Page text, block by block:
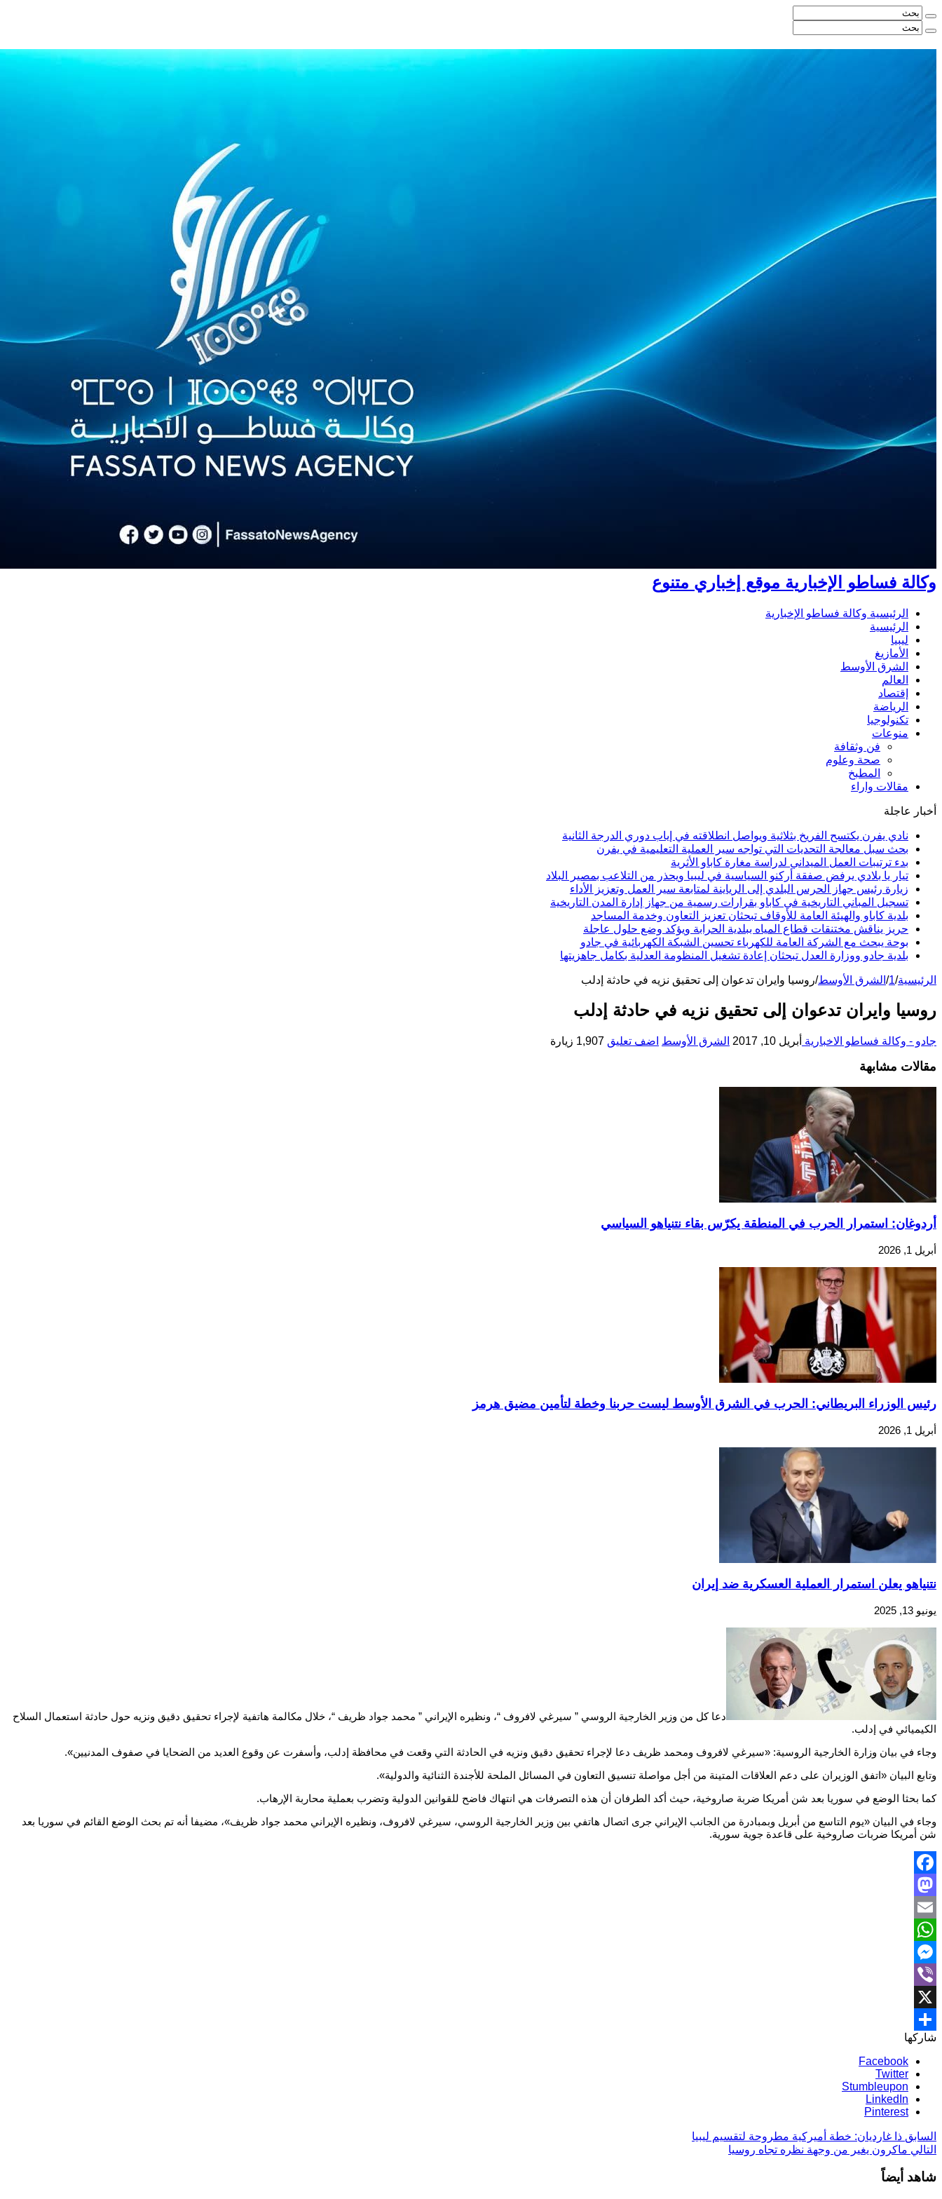
وكالة فساطو الإخبارية موقع إخباري متنوع
الرئيسية وكالة فساطو الإخبارية
الرئيسية
ليبيا
الأمازيغ
الشرق الأوسط
العالم
إقتصاد
الرياضة
تكنولوجيا
منوعات
فن وثقافة
صحة وعلوم
المطبخ
مقالات واراء
أخبار عاجلة
نادي يفرن يكتسح الفريخ بثلاثية ويواصل انطلاقته في إياب دوري الدرجة الثانية
بحث سبل معالجة التحديات التي تواجه سير العملية التعليمية في يفرن
بدء ترتيبات العمل الميداني لدراسة مغارة كاباو الأثرية
تيار يا بلادي يرفض صفقة أركنو السياسية في ليبيا ويحذر من التلاعب بمصير البلاد
زيارة رئيس جهاز الحرس البلدي إلى الرياينة لمتابعة سير العمل وتعزيز الأداء
تسجيل المباني التاريخية في كاباو بقرارات رسمية من جهاز إدارة المدن التاريخية
بلدية كاباو والهيئة العامة للأوقاف تبحثان تعزيز التعاون وخدمة المساجد
حريز يناقش مختنقات قطاع المياه ببلدية الحرابة ويؤكد وضع حلول عاجلة
بوحة يبحث مع الشركة العامة للكهرباء تحسين الشبكة الكهربائية في جادو
بلدية جادو ووزارة العدل تبحثان إعادة تشغيل المنظومة العدلية بكامل جاهزيتها
الرئيسية/
1
/ الشرق الأوسط/روسيا وايران تدعوان إلى تحقيق نزيه في حادثة إدلب
روسيا وايران تدعوان إلى تحقيق نزيه في حادثة إدلب
جادو - وكالة فساطو الاخبارية أبريل 10, 2017 الشرق الأوسط اضف تعليق 1,907 زيارة
مقالات مشابهة
أردوغان: استمرار الحرب في المنطقة يكرّس بقاء نتنياهو السياسي
أبريل 1, 2026
رئيس الوزراء البريطاني: الحرب في الشرق الأوسط ليست حربنا وخطة لتأمين مضيق هرمز
أبريل 1, 2026
نتنياهو يعلن استمرار العملية العسكرية ضد إيران
يونيو 13, 2025
دعا كل من وزير الخارجية الروسي ” سيرغي لافروف “، ونظيره الإيراني ” محمد جواد ظريف “، خلال مكالمة هاتفية لإجراء تحقيق دقيق ونزيه حول حادثة استعمال السلاح
الكيميائي في إدلب.
وجاء في بيان وزارة الخارجية الروسية: «سيرغي لافروف ومحمد ظريف دعا لإجراء تحقيق دقيق ونزيه في الحادثة التي وقعت في محافظة إدلب، وأسفرت عن وقوع العديد من الضحايا في صفوف المدنيين».
وتابع البيان «اتفق الوزيران على دعم العلاقات المتينة من أجل مواصلة تنسيق التعاون في المسائل الملحة للأجندة الثنائية والدولية».
كما بحثا الوضع في سوريا بعد شن أمريكا ضربة صاروخية، حيث أكد الطرفان أن هذه التصرفات هي انتهاك فاضح للقوانين الدولية وتضرب بعملية محاربة الإرهاب.
وجاء في البيان «يوم التاسع من أبريل وبمبادرة من الجانب الإيراني جرى اتصال هاتفي بين وزير الخارجية الروسي، سيرغي لافروف، ونظيره الإيراني محمد جواد ظريف»، مضيفا أنه تم بحث الوضع القائم في سوريا بعد
شن أمريكا ضربات صاروخية على قاعدة جوية سورية.
Facebook
Mastodon
Email
WhatsApp
Messenger
Viber
X
Share
شاركها
Facebook
Twitter
Stumbleupon
LinkedIn
Pinterest
السابق ذا غارديان: خطة أميركية مطروحة لتقسيم ليبيا
التالي ماكرون يغير من وجهة نظره تجاه روسيا
شاهد أيضاً